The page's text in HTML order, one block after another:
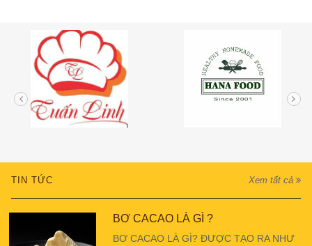
TIN TỨC Xem tất cả
BƠ CACAO LÀ GÌ ?
BƠ CACAO LÀ GÌ? ĐƯỢC TẠO RA NHƯ